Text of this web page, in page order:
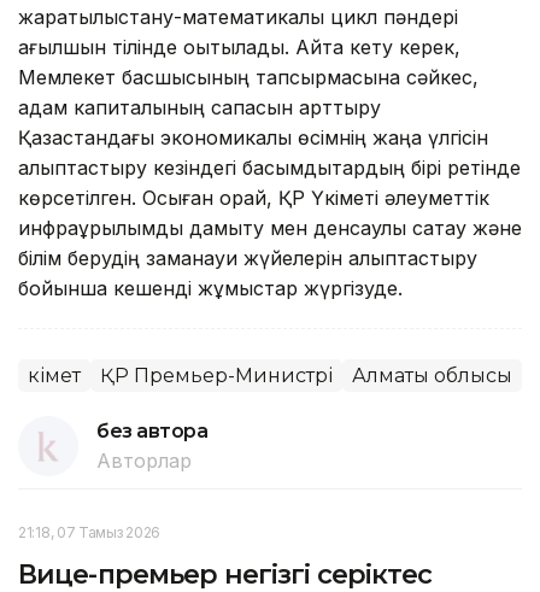
жаратылыстану-математикалық цикл пәндері
ағылшын тілінде оқытылады. Айта кету керек,
Мемлекет басшысының тапсырмасына сәйкес,
адам капиталының сапасын арттыру
Қазақстандағы экономикалық өсімнің жаңа үлгісін
қалыптастыру кезіндегі басымдықтардың бірі ретінде
көрсетілген. Осыған орай, ҚР Үкіметі әлеуметтік
инфрақұрылымды дамыту мен денсаулық сақтау және
білім берудің заманауи жүйелерін қалыптастыру
бойынша кешенді жұмыстар жүргізуде.
Үкімет ҚР Премьер-Министрі Алматы облысы
без автора
Авторлар
21:18, 07 Тамыз 2026
Вице-премьер негізгі серіктес